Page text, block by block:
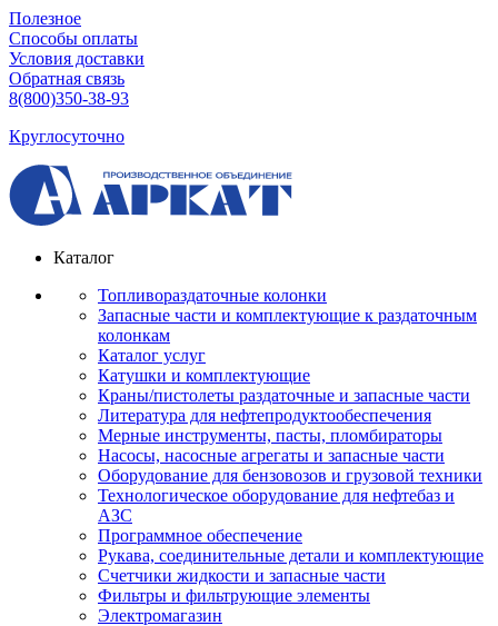
Полезное
Способы оплаты
Условия доставки
Обратная связь
8(800)350-38-93
Круглосуточно
Каталог
Топливораздаточные колонки
Запасные части и комплектующие к раздаточным
колонкам
Каталог услуг
Катушки и комплектующие
Краны/пистолеты раздаточные и запасные части
Литература для нефтепродуктообеспечения
Мерные инструменты, пасты, пломбираторы
Насосы, насосные агрегаты и запасные части
Оборудование для бензовозов и грузовой техники
Технологическое оборудование для нефтебаз и
АЗС
Программное обеспечение
Рукава, соединительные детали и комплектующие
Счетчики жидкости и запасные части
Фильтры и фильтрующие элементы
Электромагазин